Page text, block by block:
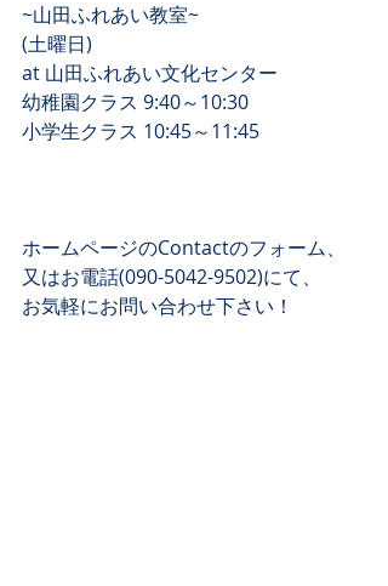
~山田ふれあい教室~
(土曜日)
at 山田ふれあい文化センター
幼稚園クラス 9:40～10:30
小学生クラス 10:45～11:45
ホームページのContactのフォーム、
又はお電話(090-5042-9502)にて、
お気軽にお問い合わせ下さい！